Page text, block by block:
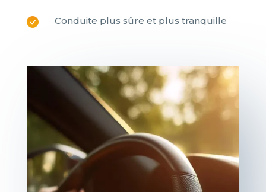
Conduite plus sûre et plus tranquille